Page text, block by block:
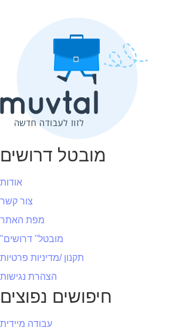
מובטל דרושים
אודות
צור קשר
מפת האתר
"מובטל" דרושים
תקנון /מדיניות פרטיות
הצהרת נגישות
חיפושים נפוצים
עבודה מיידית